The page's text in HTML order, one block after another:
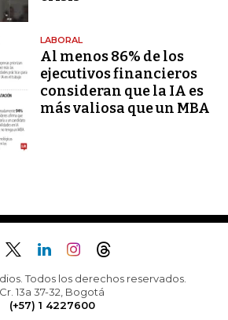
LABORAL
Al menos 86% de los
ejecutivos financieros
consideran que la IA es
más valiosa que un MBA
Todos los derechos reservados.
Cr. 13a 37-32, Bogotá
(+57) 1 4227600